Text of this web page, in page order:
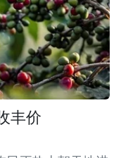
丰价